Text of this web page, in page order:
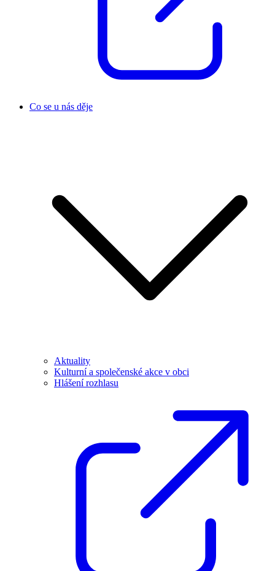
Co se u nás děje
Aktuality
Kulturní a společenské akce v obci
Hlášení rozhlasu